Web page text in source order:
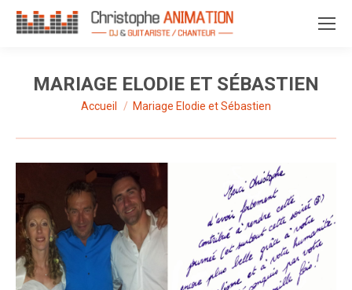
MARIAGE ELODIE ET SÉBASTIEN
Vous êtes ici :
Accueil Mariage Elodie et Sébastien